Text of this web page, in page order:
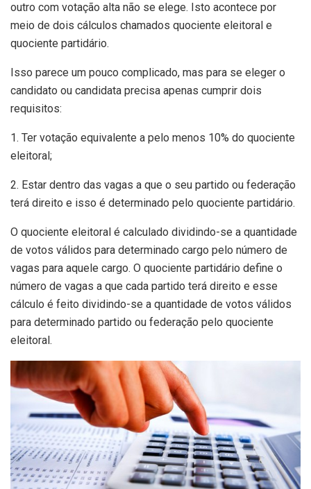
outro com votação alta não se elege. Isto acontece por
meio de dois cálculos chamados quociente eleitoral e
quociente partidário.
Isso parece um pouco complicado, mas para se eleger o
candidato ou candidata precisa apenas cumprir dois
requisitos:
1. Ter votação equivalente a pelo menos 10% do quociente
eleitoral;
2. Estar dentro das vagas a que o seu partido ou federação
terá direito e isso é determinado pelo quociente partidário.
O quociente eleitoral é calculado dividindo-se a quantidade
de votos válidos para determinado cargo pelo número de
vagas para aquele cargo. O quociente partidário define o
número de vagas a que cada partido terá direito e esse
cálculo é feito dividindo-se a quantidade de votos válidos
para determinado partido ou federação pelo quociente
eleitoral.